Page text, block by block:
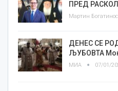
ПРЕД
ДЕНЕС СЕ
ЉУБОВТА
МИА 07/01/